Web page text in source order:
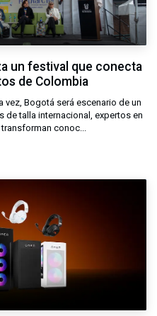
un festival que conecta
de Colombia
vez, Bogotá será escenario de un
de talla internacional, expertos en
conoc...